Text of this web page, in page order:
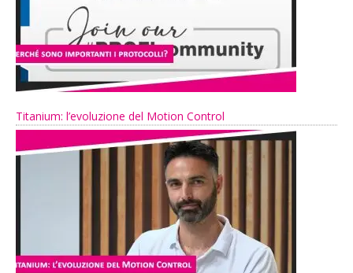
Titanium: l’evoluzione del Motion Control